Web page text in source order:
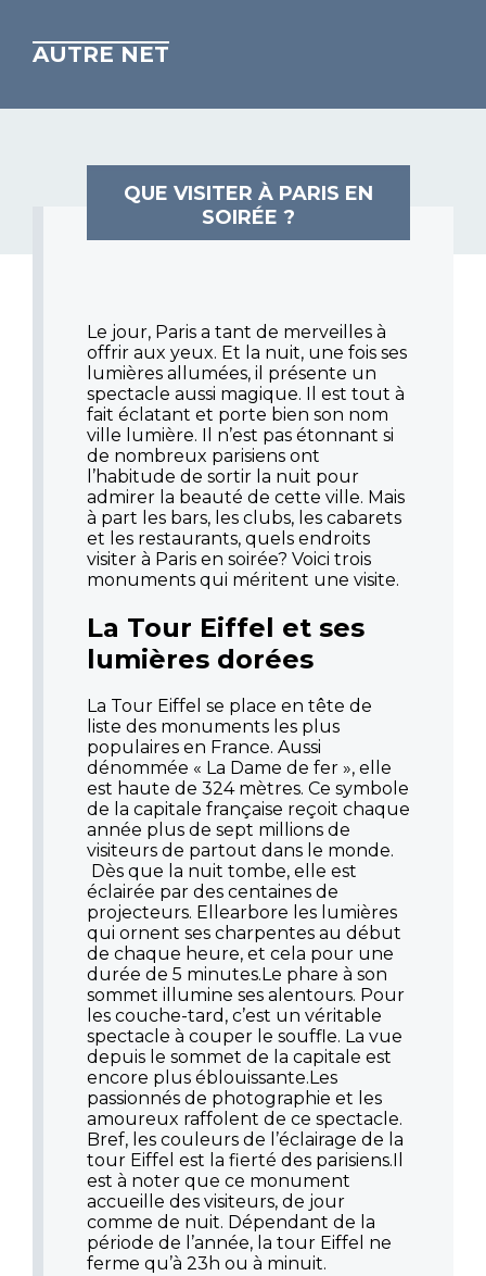
AUTRE NET
QUE VISITER À PARIS EN
SOIRÉE ?
Le jour, Paris a tant de merveilles à
offrir aux yeux. Et la nuit, une fois ses
lumières allumées, il présente un
spectacle aussi magique. Il est tout à
fait éclatant et porte bien son nom
ville lumière. Il n’est pas étonnant si
de nombreux parisiens ont
l’habitude de sortir la nuit pour
admirer la beauté de cette ville. Mais
à part les bars, les clubs, les cabarets
et les restaurants, quels endroits
visiter à Paris en soirée? Voici trois
monuments qui méritent une visite.
La Tour Eiffel et ses
lumières dorées
La Tour Eiffel se place en tête de
liste des monuments les plus
populaires en France. Aussi
dénommée « La Dame de fer », elle
est haute de 324 mètres. Ce symbole
de la capitale française reçoit chaque
année plus de sept millions de
visiteurs de partout dans le monde.
Dès que la nuit tombe, elle est
éclairée par des centaines de
projecteurs. Ellearbore les lumières
qui ornent ses charpentes au début
de chaque heure, et cela pour une
durée de 5 minutes.Le phare à son
sommet illumine ses alentours. Pour
les couche-tard, c’est un véritable
spectacle à couper le souffle. La vue
depuis le sommet de la capitale est
encore plus éblouissante.Les
passionnés de photographie et les
amoureux raffolent de ce spectacle.
Bref, les couleurs de l’éclairage de la
tour Eiffel est la fierté des parisiens.Il
est à noter que ce monument
accueille des visiteurs, de jour
comme de nuit. Dépendant de la
période de l’année, la tour Eiffel ne
ferme qu’à 23h ou à minuit.